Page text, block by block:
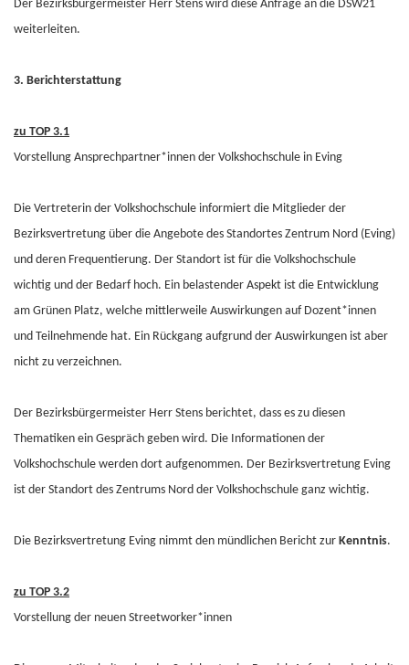
Der Bezirksbürgermeister Herr Stens wird diese Anfrage an die DSW21
weiterleiten.
3. Berichterstattung
zu TOP 3.1
Vorstellung Ansprechpartner*innen der Volkshochschule in Eving
Die Vertreterin der Volkshochschule informiert die Mitglieder der
Bezirksvertretung über die Angebote des Standortes Zentrum Nord (Eving)
und deren Frequentierung. Der Standort ist für die Volkshochschule
wichtig und der Bedarf hoch. Ein belastender Aspekt ist die Entwicklung
am Grünen Platz, welche mittlerweile Auswirkungen auf Dozent*innen
und Teilnehmende hat. Ein Rückgang aufgrund der Auswirkungen ist aber
nicht zu verzeichnen.
Der Bezirksbürgermeister Herr Stens berichtet, dass es zu diesen
Thematiken ein Gespräch geben wird. Die Informationen der
Volkshochschule werden dort aufgenommen. Der Bezirksvertretung Eving
ist der Standort des Zentrums Nord der Volkshochschule ganz wichtig.
Die Bezirksvertretung Eving nimmt den mündlichen Bericht zur Kenntnis.
zu TOP 3.2
Vorstellung der neuen Streetworker*innen